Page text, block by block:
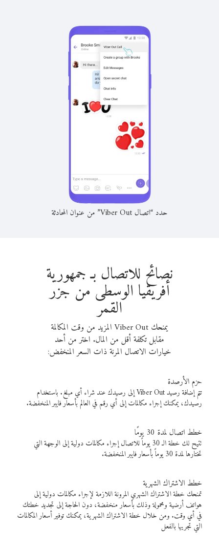
حدد “اتصال Viber Out” من عنوان المحادثة
نصائح للاتصال بـ جمهورية
أفريقيا الوسطى من جزر
القمر
يمنحك Viber Out المزيد من وقت المكالمة
مقابل تكلفة أقل من المال. اختر من أحد
خيارات الاتصال المرنة ذات السعر المنخفض:
حزم الأرصدة
تتم إضافة رصيد Viber Out إلى رصيدك عند شراء أي مبلغ. باستخدام
رصيدك، يمكنك إجراء مكالمات إلى أي رقم في العالم بأسعار فايبر المنخفضة.
خطط اتصال لمدة 30 يومًا
تتيح لك خطة الـ 30 يوماً للاتصال إجراء مكالمات دولية إلى الوجهة التي
تختارها لمدة 30 يوماً بأسعار فايبر المنخفضة.
خطط الاشتراك الشهرية
تمنحك خطة الاشتراك الشهري المرونة اللازمة لإجراء مكالمات دولية إلى
هواتف أرضية ومحمولة وذلك بأسعار منخفضة، دون الحاجة إلى تجديد خطتك
في أي وقت. ومن خلال خطة الاشتراك الشهرية، يمكنك توفير أسعار المكالمات
التي تجريها بالفعل